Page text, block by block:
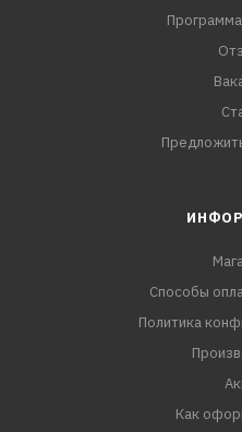
Способы
Политика
Как